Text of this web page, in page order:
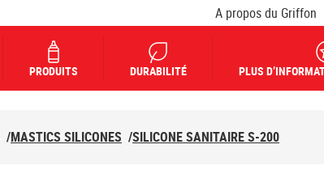
A propos du Griffon
PRODUITS DURABILITÉ PLUS
/MASTICS SILICONES /SILICONE SANITAIRE S-200